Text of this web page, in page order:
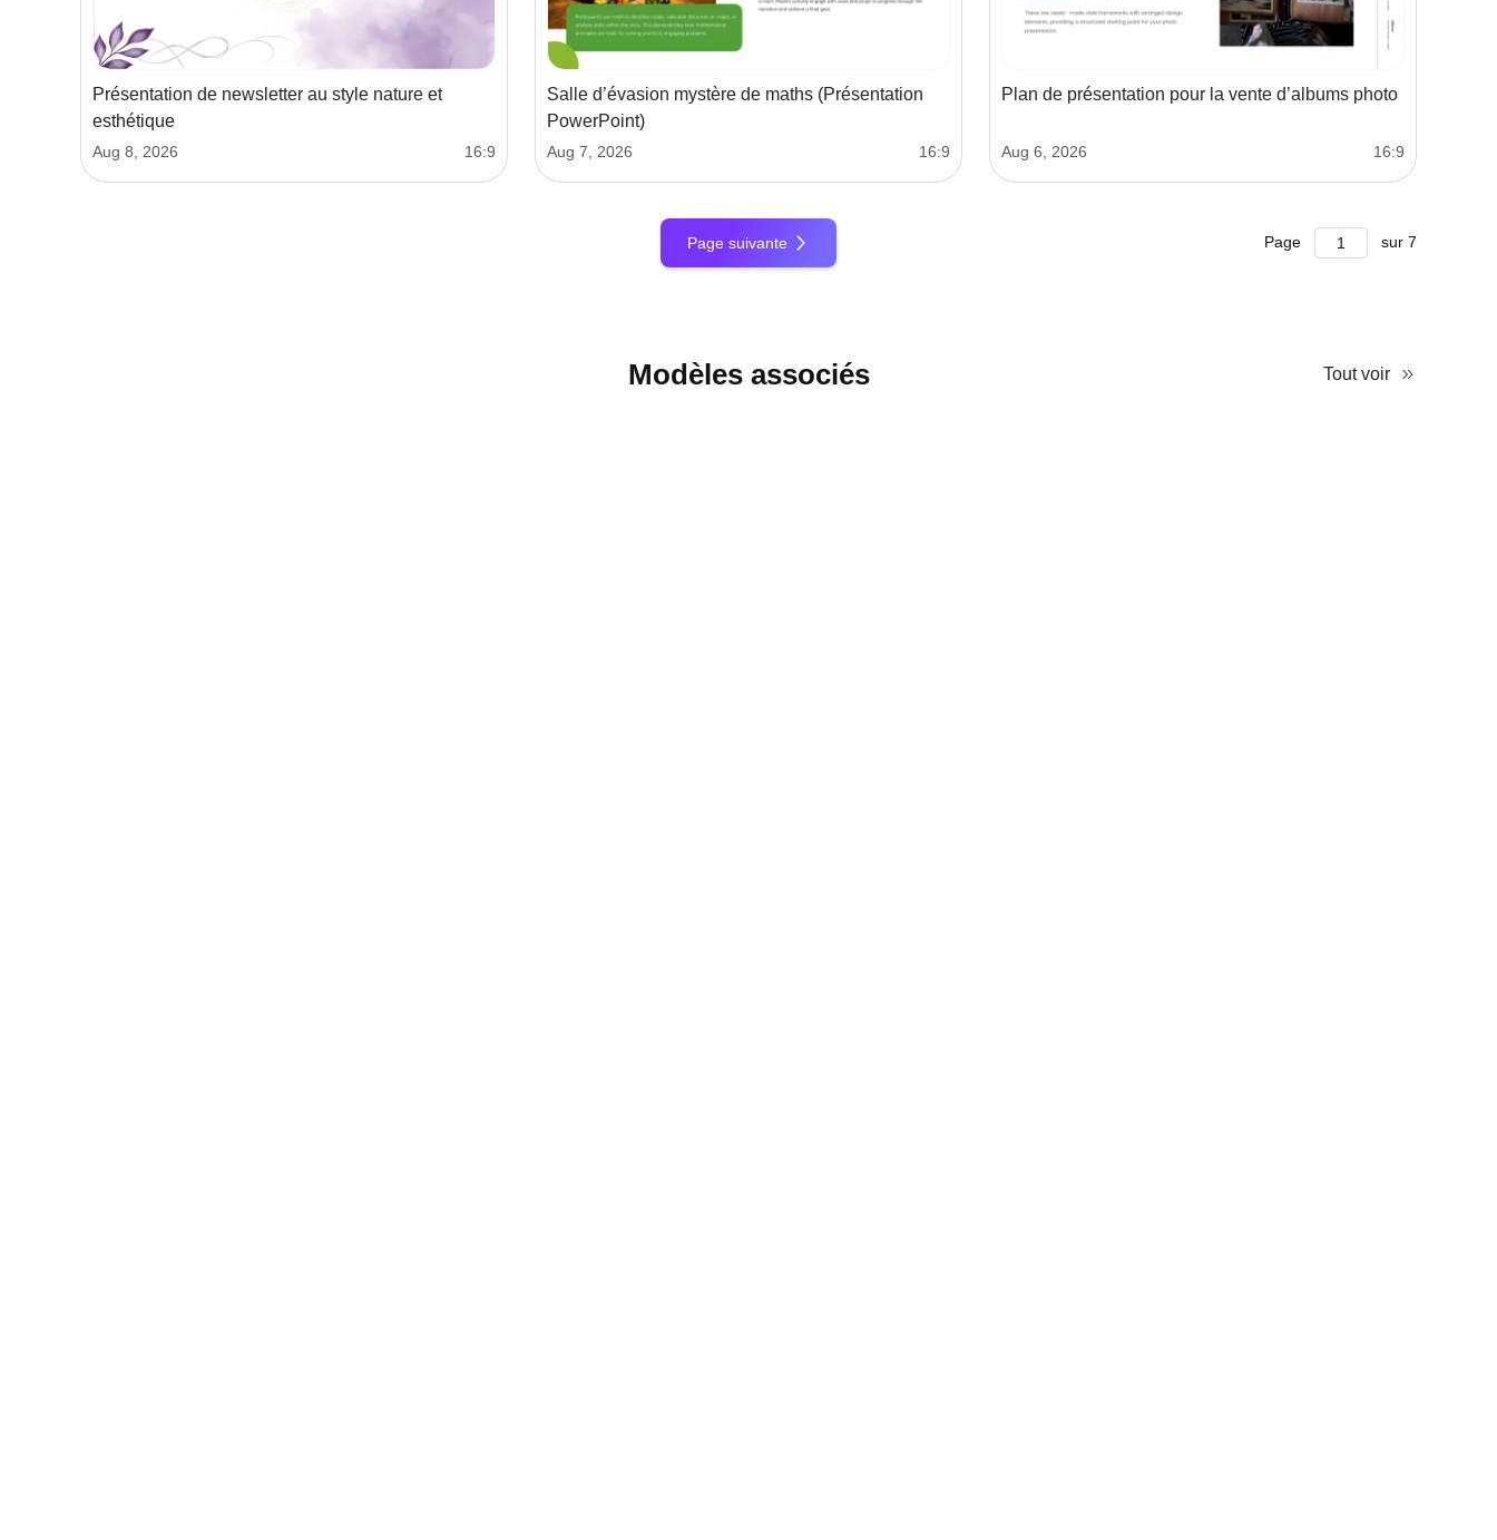
Présentation de newsletter au style nature et
esthétique
Aug 8, 2026 16:9
Salle d’évasion mystère de maths (Présentation
PowerPoint)
Aug 7, 2026 16:9
Plan de présentation pour la vente d’albums photo
Aug 6, 2026 16:9
Page suivante Page sur 7
Modèles associés Tout voir